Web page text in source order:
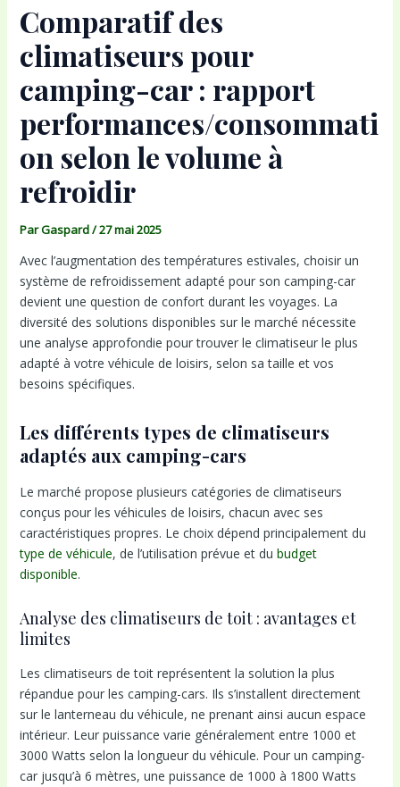
Comparatif des
climatiseurs pour
camping-car : rapport
performances/consommati
on selon le volume à
refroidir
ParGaspard/27 mai 2025
Avec l’augmentation des températures estivales, choisir un
système de refroidissement adapté pour son camping-car
devient une question de confort durant les voyages. La
diversité des solutions disponibles sur le marché nécessite
une analyse approfondie pour trouver le climatiseur le plus
adapté à votre véhicule de loisirs, selon sa taille et vos
besoins spécifiques.
Les différents types de climatiseurs
adaptés aux camping-cars
Le marché propose plusieurs catégories de climatiseurs
conçus pour les véhicules de loisirs, chacun avec ses
caractéristiques propres. Le choix dépend principalement du
type de véhicule, de l’utilisation prévue et du budget
disponible.
Analyse des climatiseurs de toit : avantages et
limites
Les climatiseurs de toit représentent la solution la plus
répandue pour les camping-cars. Ils s’installent directement
sur le lanterneau du véhicule, ne prenant ainsi aucun espace
intérieur. Leur puissance varie généralement entre 1000 et
3000 Watts selon la longueur du véhicule. Pour un camping-
car jusqu’à 6 mètres, une puissance de 1000 à 1800 Watts